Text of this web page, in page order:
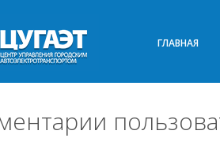
ГЛАВНАЯ